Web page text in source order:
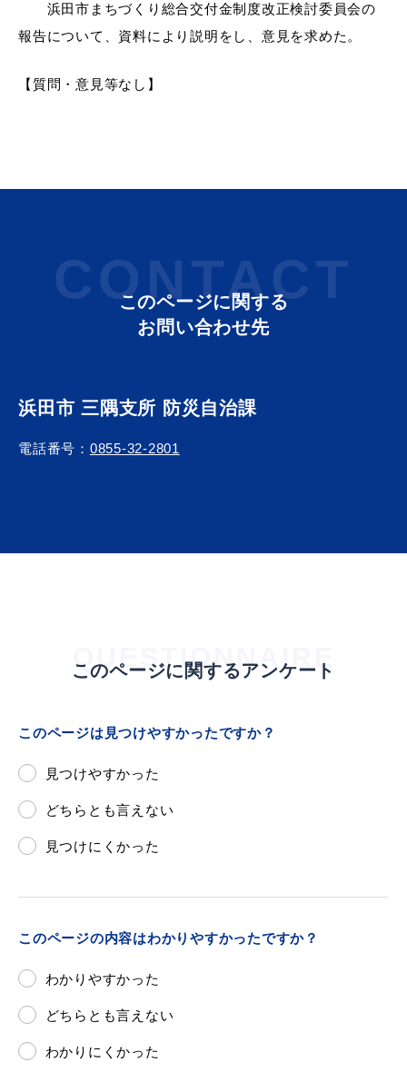
浜田市まちづくり総合交付金制度改正検討委員会の
報告について
、資料により説明をし、意見を求めた。
【質問・意見等なし】
CONTACT
このページに関する
お問い合わせ先
浜田市 三隅支所 防災自治課
電話番号： 0855-32-2801
QUESTIONNAIRE
このページに関するアンケート
このページは見つけやすかったですか？
見つけやすかった
どちらとも言えない
見つけにくかった
このページの内容はわかりやすかったですか？
わかりやすかった
どちらとも言えない
わかりにくかった